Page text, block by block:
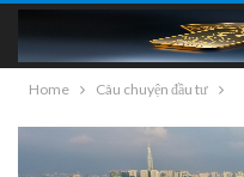
Home Câu chuyện đầu tư